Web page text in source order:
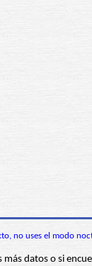
no uses el modo
más datos o si